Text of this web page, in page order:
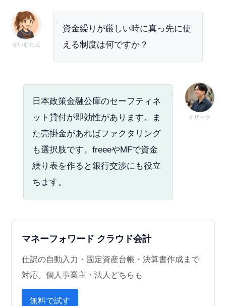
ぜいむたん
資金繰りが厳しい時に真っ先に使
える制度は何ですか？
イザーク
日本政策金融公庫のセーフティネ
ット貸付が即効性があります。ま
た売掛金があればファクタリング
も選択肢です。freeeやMFで資金
繰り表を作ると銀行交渉にも役立
ちます。
マネーフォワード クラウド会計
仕訳の自動入力・固定資産台帳・決算書作成まで
対応。個人事業主・法人どちらも
無料で試す